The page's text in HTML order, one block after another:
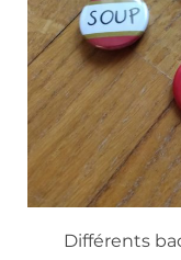
Différents